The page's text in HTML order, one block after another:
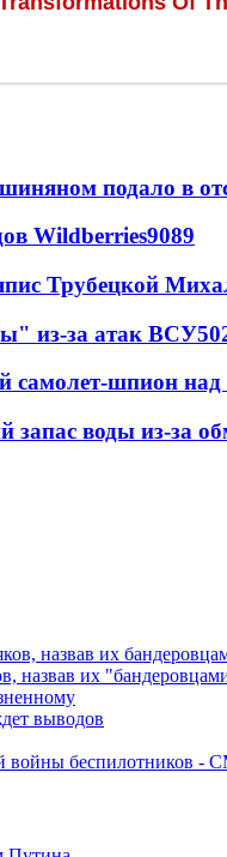
подало в
Wildberries9089
Трубецкой
из-за атак ВСУ
самолет-шпион
запас воды из-за
назвав их
выводов
войны беспилотников -